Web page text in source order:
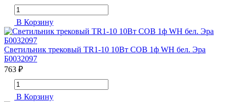
В Корзину
Светильник трековый TR1-10 10Вт COB 1ф WH бел. Эра
Б0032097
763 ₽
В Корзину